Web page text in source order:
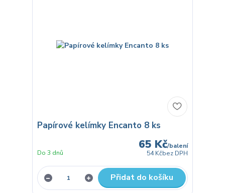
Papírové kelímky Encanto 8 ks
65 Kč/balení
54 Kčbez DPH
Do 3 dnů
Přidat do košíku